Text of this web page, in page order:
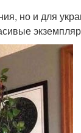
но и для